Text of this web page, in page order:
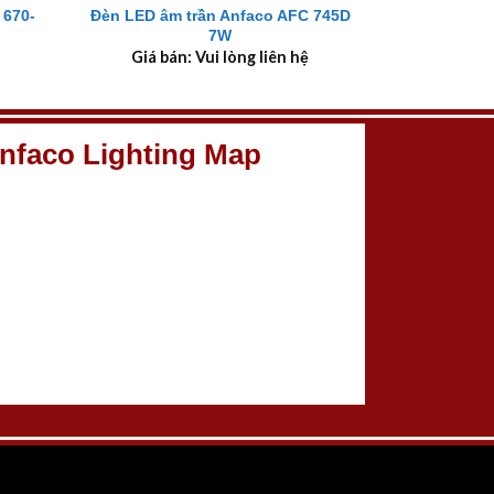
Đèn LED âm trần Anfaco AFC 745D
7W
Giá bán: Vui lòng liên hệ
Lighting Map